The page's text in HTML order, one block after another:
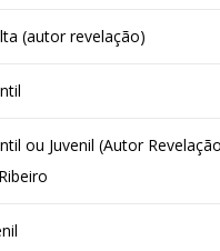
(autor revelação)
ou Juvenil (Autor